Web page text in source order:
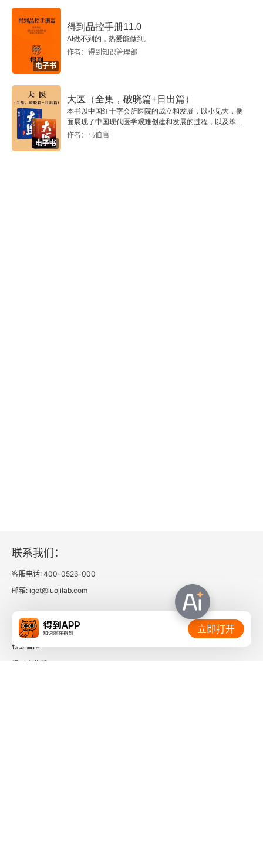
电子书
得到品控手册11.0
AI做不到的，热爱能做到。
作者：得到知识管理部
电子书
大医（全集，破晓篇+日出篇）
本书以中国红十字会所医院的成立和发展，以小见大，侧
面展现了中国现代医学艰难创建和发展的过程，以及筚路
蓝缕、救民为国的艰难与曲折。
作者：马伯庸
联系我们：
客服电话: 400-0526-000
邮箱: iget@luojilab.com
相关链接：
得到官网
立即打开